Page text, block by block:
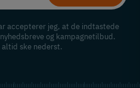
accepterer jeg, at de indtastede
og kampagnetilbud.
ske nederst.